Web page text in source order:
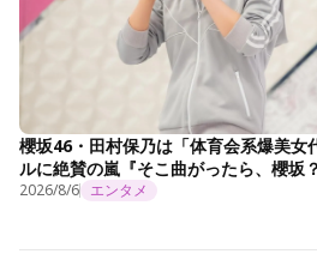
櫻坂46・田村保乃は「体育会系爆美女
ルに絶賛の嵐『そこ曲がったら、櫻坂
2026/8/6 エンタメ